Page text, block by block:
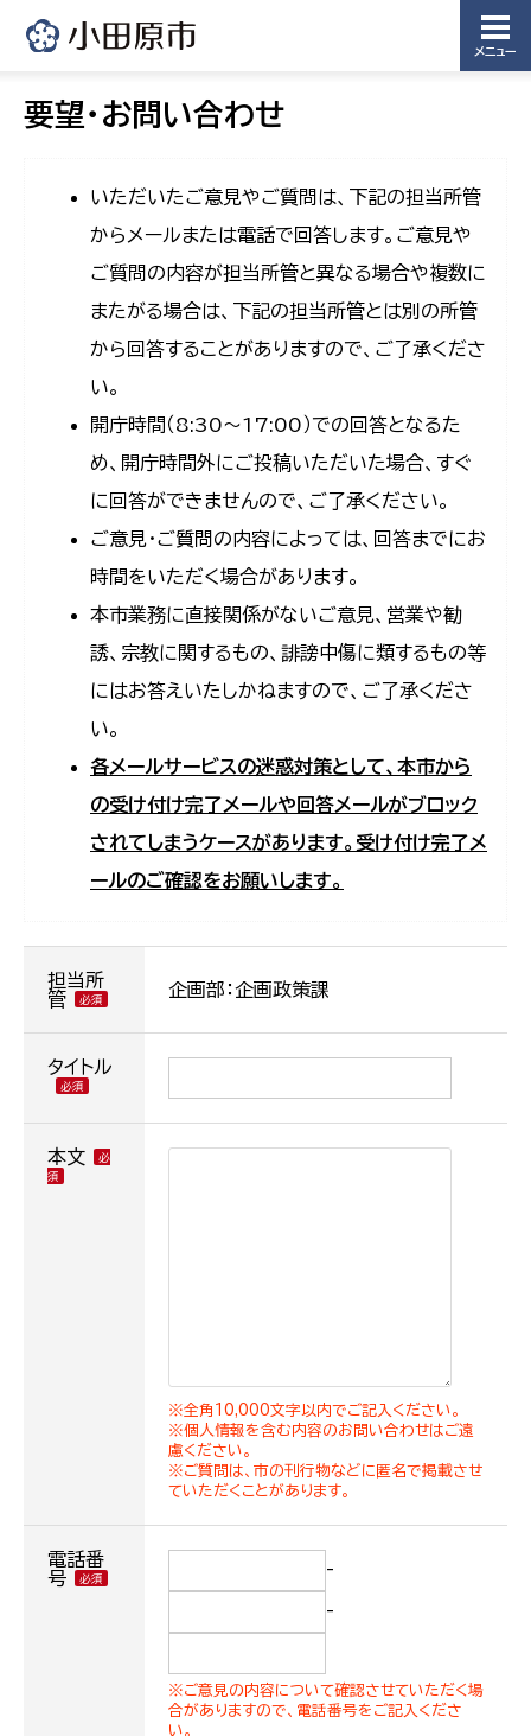
メニュー
要望・お問い合わせ
いただいたご意見やご質問は、下記の担当所管
からメールまたは電話で回答します。ご意見や
ご質問の内容が担当所管と異なる場合や複数に
またがる場合は、下記の担当所管とは別の所管
から回答することがありますので、ご了承くださ
い。
開庁時間（8:30〜17:00）での回答となるた
め、開庁時間外にご投稿いただいた場合、すぐ
に回答ができませんので、ご了承ください。
ご意見・ご質問の内容によっては、回答までにお
時間をいただく場合があります。
本市業務に直接関係がないご意見、営業や勧
誘、宗教に関するもの、誹謗中傷に類するもの等
にはお答えいたしかねますので、ご了承くださ
い。
各メールサービスの迷惑対策として、本市から
の受け付け完了メールや回答メールがブロック
されてしまうケースがあります。受け付け完了メ
ールのご確認をお願いします。
担当所
管
企画部：企画政策課
タイトル
本文
※全角10,000文字以内でご記入ください。
※個人情報を含む内容のお問い合わせはご遠
慮ください。
※ご質問は、市の刊行物などに匿名で掲載させ
ていただくことがあります。
電話番
号
-
-
※ご意見の内容について確認させていただく場
合がありますので、電話番号をご記入くださ
い。